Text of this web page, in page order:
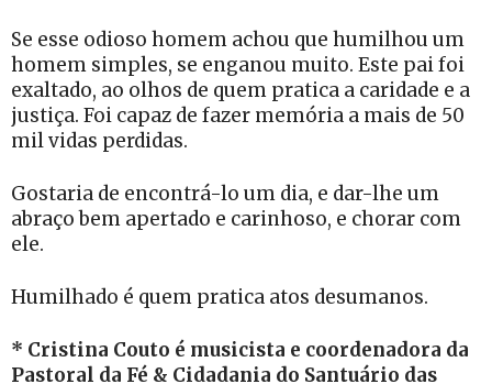
Se esse odioso homem achou que humilhou um
homem simples, se enganou muito. Este pai foi
exaltado, ao olhos de quem pratica a caridade e a
justiça. Foi capaz de fazer memória a mais de 50
mil vidas perdidas.
Gostaria de encontrá-lo um dia, e dar-lhe um
abraço bem apertado e carinhoso, e chorar com
ele.
Humilhado é quem pratica atos desumanos.
* Cristina Couto é musicista e coordenadora da
Pastoral da Fé & Cidadania do Santuário das